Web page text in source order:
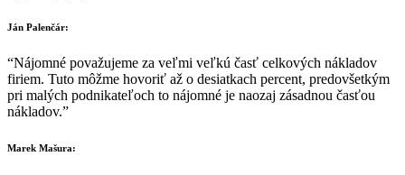
Ján Palenčár:
“Nájomné považujeme za veľmi veľkú časť celkových nákladov
firiem. Tuto môžme hovoriť až o desiatkach percent, predovšetkým
pri malých podnikateľoch to nájomné je naozaj zásadnou časťou
nákladov.”
Marek Mašura: